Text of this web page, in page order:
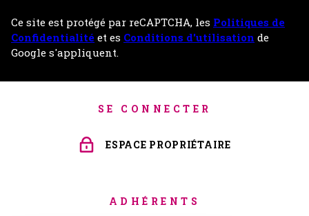
Ce site est protégé par reCAPTCHA, les Politiques de
Confidentialité et es Conditions d'utilisation de
Google s'appliquent.
SE CONNECTER
ESPACE PROPRIÉTAIRE
ADHÉRENTS